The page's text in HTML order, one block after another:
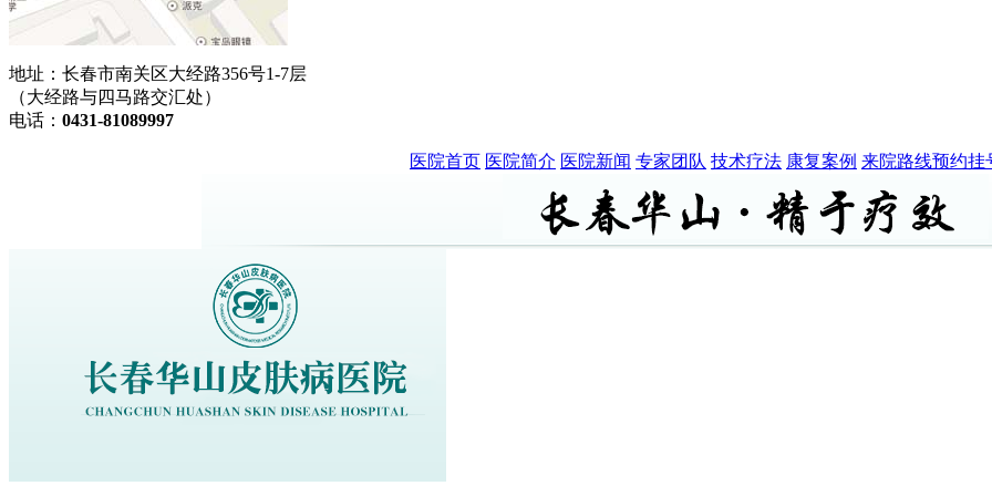
地址：长春市南关区大经路356号1-7层
（大经路与四马路交汇处）
电话： 0431-81089997
医院首页 医院简介 医院新闻 专家团队 技术疗法 康复案例 来院路线预约挂